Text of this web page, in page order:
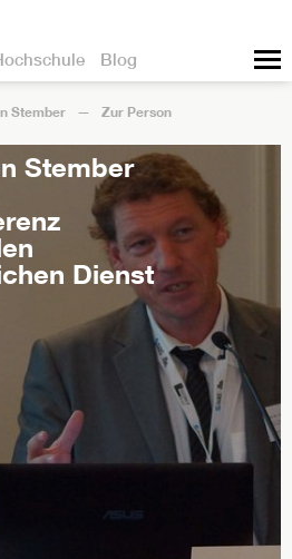
Blog
Stember Zur Person
Stember
Dienst